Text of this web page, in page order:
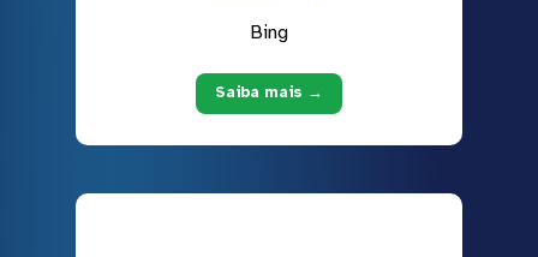
Bing
Saiba mais →